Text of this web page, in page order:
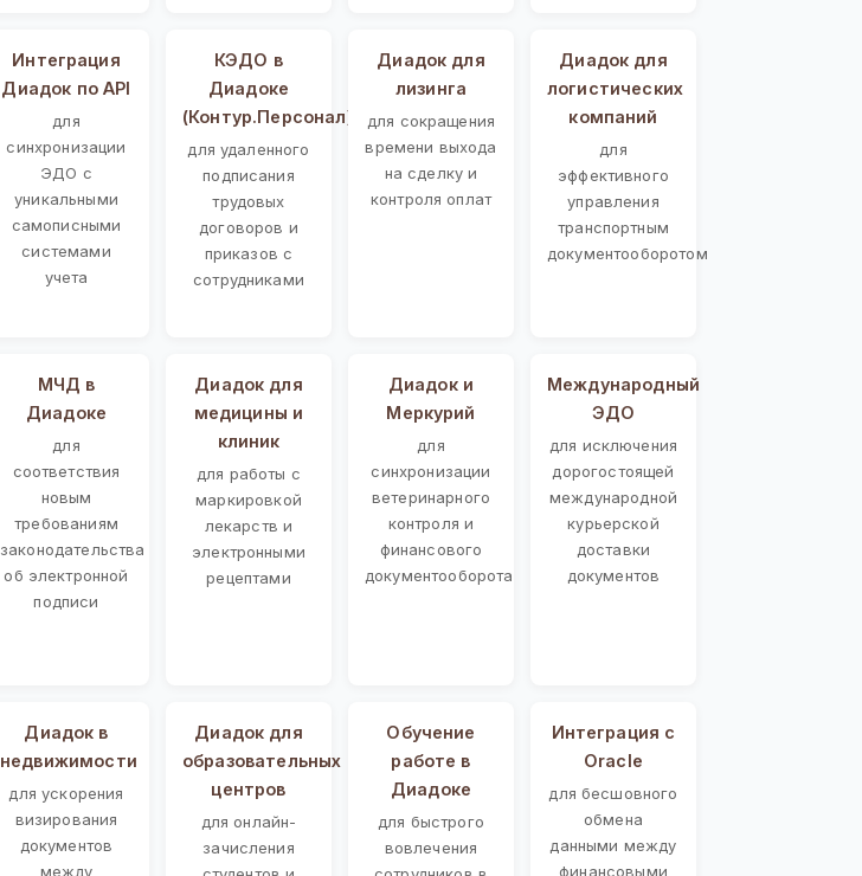
Интеграция
Диадок по API
для
синхронизации
ЭДО с
уникальными
самописными
системами
учета
КЭДО в
Диадоке
(Контур.Персонал)
для удаленного
подписания
трудовых
договоров и
приказов с
сотрудниками
Диадок для
лизинга
для сокращения
времени выхода
на сделку и
контроля оплат
Диадок для
логистических
компаний
для
эффективного
управления
транспортным
документооборотом
МЧД в
Диадоке
для
соответствия
новым
требованиям
законодательства
об электронной
подписи
Диадок для
медицины и
клиник
для работы с
маркировкой
лекарств и
электронными
рецептами
Диадок и
Меркурий
для
синхронизации
ветеринарного
контроля и
финансового
документооборота
Международный
ЭДО
для исключения
дорогостоящей
международной
курьерской
доставки
документов
Диадок в
недвижимости
для ускорения
визирования
документов
между
Диадок для
образовательных
центров
для онлайн-
зачисления
Обучение
работе в
Диадоке
для быстрого
вовлечения
Интеграция с
Oracle
для бесшовного
обмена
данными между
финансовыми